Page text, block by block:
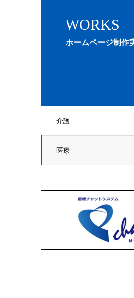
WORKS
ホームページ制作
介護
医療